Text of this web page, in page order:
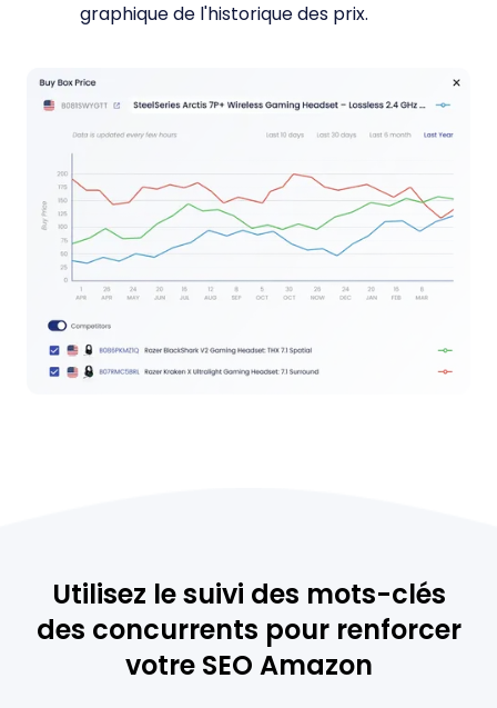
graphique de l'historique des prix.
Utilisez le suivi des mots-clés
des concurrents pour renforcer
votre SEO Amazon